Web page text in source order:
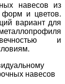
навесов из
форм и цветов.
вариант для
и
навесов